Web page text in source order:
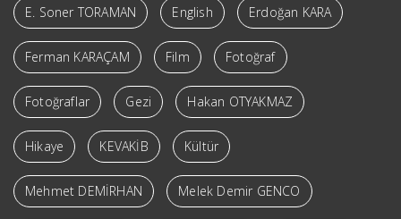
E. Soner TORAMAN English Erdoğan KARA
Ferman KARAÇAM Film Fotoğraf
Fotoğraflar Gezi Hakan OTYAKMAZ
Hikaye KEVAKİB Kültür
Mehmet DEMİRHAN Melek Demir GENCO